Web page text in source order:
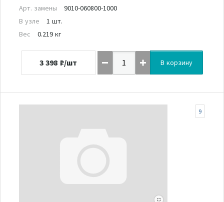
Арт. замены
9010-060800-1000
В узле
1 шт.
Вес
0.219 кг
3 398 ₽/шт В корзину
9